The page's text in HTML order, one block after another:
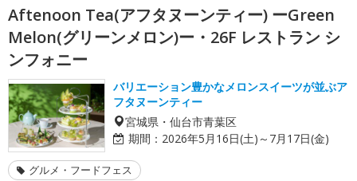
Aftenoon Tea(アフタヌーンティー) ーGreen
Melon(グリーンメロン)ー・26F レストラン シ
ンフォニー
バリエーション豊かなメロンスイーツが並ぶア
フタヌーンティー
宮城県・仙台市青葉区
期間： 2026年5月16日(土)～7月17日(金)
グルメ・フードフェス